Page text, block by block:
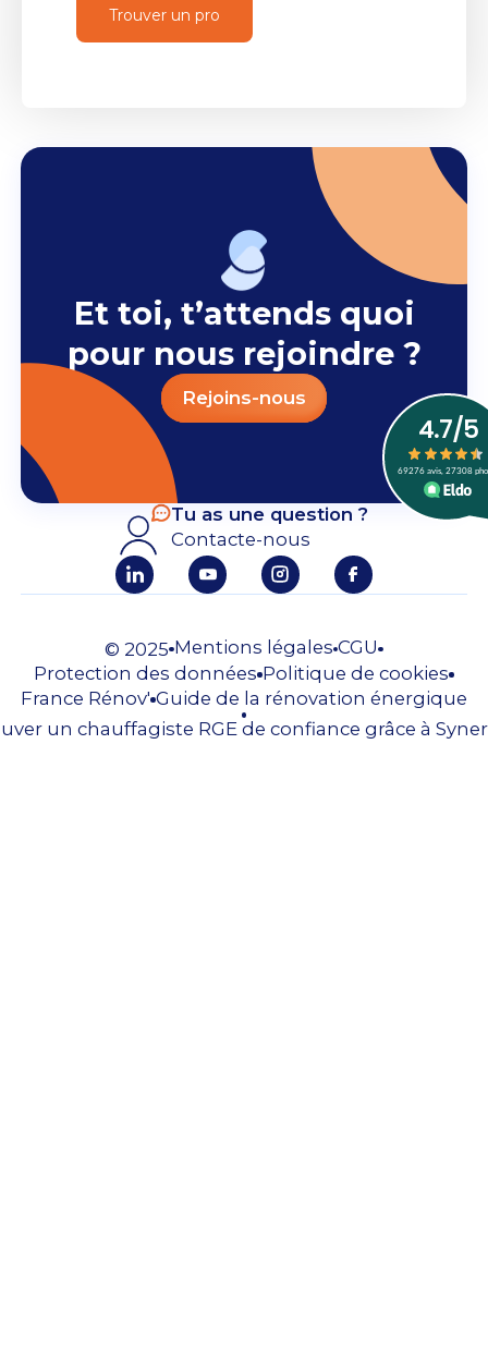
Trouver un pro
Et toi, t’attends quoi
pour nous rejoindre ?
Rejoins-nous
Tu as une question ?
Contacte-nous
© 2025 Mentions légales CGU
Protection des données Politique de cookies
France Rénov' Guide de la rénovation énergique
un chauffagiste RGE de confiance grâce à